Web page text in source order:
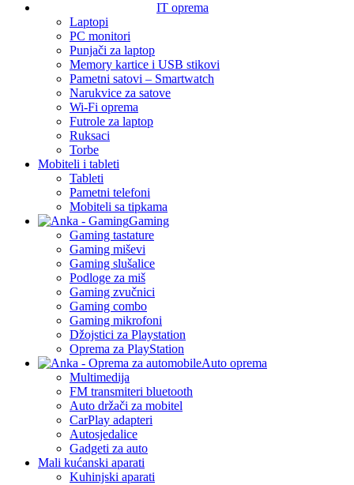
IT oprema
Laptopi
PC monitori
Punjači za laptop
Memory kartice i USB stikovi
Pametni satovi – Smartwatch
Narukvice za satove
Wi-Fi oprema
Futrole za laptop
Ruksaci
Torbe
Mobiteli i tableti
Tableti
Pametni telefoni
Mobiteli sa tipkama
Gaming
Gaming tastature
Gaming miševi
Gaming slušalice
Podloge za miš
Gaming zvučnici
Gaming combo
Gaming mikrofoni
Džojstici za Playstation
Oprema za PlayStation
Auto oprema
Multimedija
FM transmiteri bluetooth
Auto držači za mobitel
CarPlay adapteri
Autosjedalice
Gadgeti za auto
Mali kućanski aparati
Kuhinjski aparati